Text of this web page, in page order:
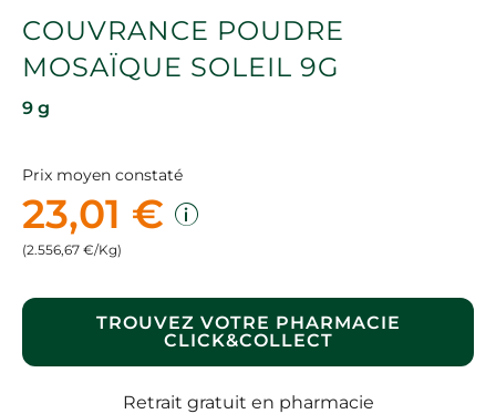
COUVRANCE POUDRE
MOSAÏQUE SOLEIL 9G
9 g
Prix moyen constaté
23,01 €
(2.556,67 €/Kg)
TROUVEZ VOTRE PHARMACIE
CLICK&COLLECT
Retrait gratuit en pharmacie